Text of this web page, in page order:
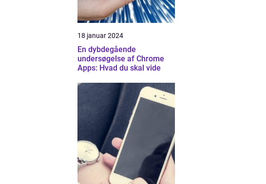
18 januar 2024
En dybdegående
undersøgelse af Chrome
Apps: Hvad du skal vide